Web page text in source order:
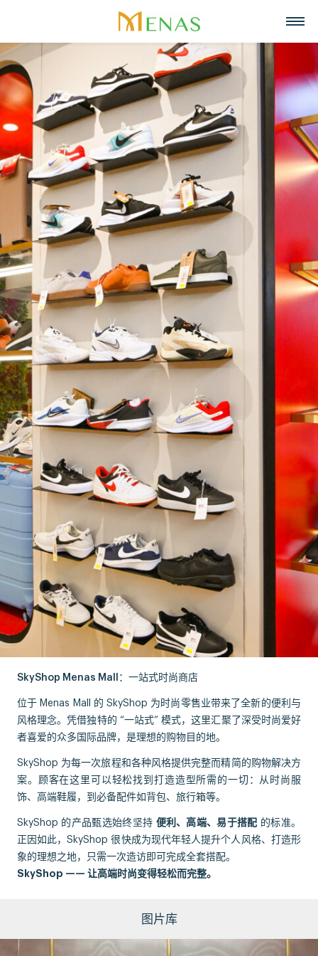
主页
关于我们
关于Menas集团
愿景, 使命, 核心价值
Menas 与 ESG 承诺
社会责任
荣誉与奖项
代表项目
业务领域
超市
零售
美食
化妆品与香水
度假酒店
新闻与活动
招聘
战略合作伙伴
联系
中文
Tiếng Việt
English
SkyShop Menas Mall：一站式时尚商店
位于 Menas Mall 的 SkyShop 为时尚零售业带来了全新的便利与
风格理念。凭借独特的 “一站式” 模式，这里汇聚了深受时尚爱好
者喜爱的众多国际品牌，是理想的购物目的地。
SkyShop 为每一次旅程和各种风格提供完整而精简的购物解决方
案。顾客在这里可以轻松找到打造造型所需的一切：从时尚服
饰、高端鞋履，到必备配件如背包、旅行箱等。
SkyShop 的产品甄选始终坚持 便利、高端、易于搭配 的标准。
正因如此，SkyShop 很快成为现代年轻人提升个人风格、打造形
象的理想之地，只需一次造访即可完成全套搭配。
SkyShop —— 让高端时尚变得轻松而完整。
图片库